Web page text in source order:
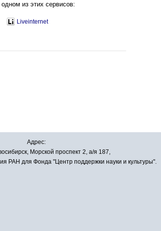
из этих сервисов:
Liveinternet
Адрес:
Морской проспект 2, а/я 187,
РАН для Фонда "Центр поддержки науки и культуры".